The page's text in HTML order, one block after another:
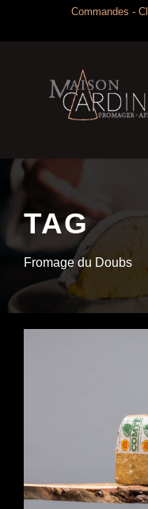
Commandes -
TAG
Fromage du Doubs